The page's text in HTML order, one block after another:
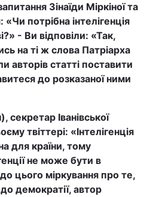
Політика
Світ
Наука
Зінаїди Міркіної та
потрібна інтелігенція
- Ви відповіли: «Так,
на ті ж слова Патріарха
авторів статті поставити
до розказаної ними
секретар Іванівської
твіттері: «Інтелігенція
для країни, тому
не може бути в
цього міркування про те,
демократії, автор